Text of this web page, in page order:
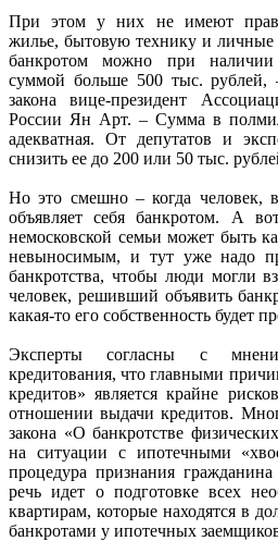
При этом у них не имеют права
жилье, бытовую технику и
банкротом можно при наличии
суммой больше 500 тыс. рублей,
закона вице-президент
России Ян Арт. – Сумма в
адекватная. От депутатов и
снизить ее до 200 или 50 тыс.
Но это смешно – когда человек,
объявляет себя банкротом. А
немосковской семьи может быть
невыносимым, и тут уже надо
банкротства, чтобы люди могли
человек, решивший объявить
какая-то его собственность будет
Эксперты согласны с
кредитования, что главными
кредитов» является крайне
отношении выдачи кредитов.
закона «О банкротстве
на ситуации с ипотечными
процедура признания
речь идет о подготовке всех
квартирам, которые находятся в
банкротами у ипотечных